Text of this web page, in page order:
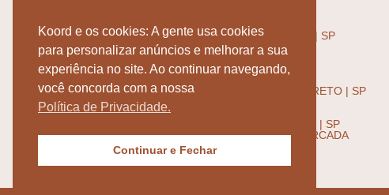
RUA: JOSÉ MARIA LISBOA 1002,
JARDIM PAULISTA - SÃO PAULO | SP
SEG-SEXTA 10:00 - 19:00
SÁBADO 10:00 - 15:00
ATELIER PER LA CASA
RUA: JOSÉ SAPIENZA 349,
JARDIM SÃO LUIZ - RIBEIRÃO PRETO | SP
SEG-SEXTA 08:00 - 18:00
AV: INDEPENDÊNCIA 3840,
RES. FLORIDA RIBEIRÃO PRETO | SP
*ATENDIMENTO COM HORA MARCADA
Koord e os cookies: A gente usa cookies
para personalizar anúncios e melhorar a sua
experiência no site. Ao continuar navegando,
você concorda com a nossa
Política de Privacidade.
Continuar e Fechar